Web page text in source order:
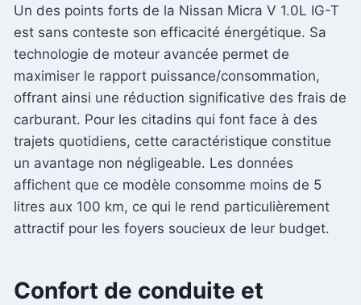
Un des points forts de la Nissan Micra V 1.0L IG-T
est sans conteste son efficacité énergétique. Sa
technologie de moteur avancée permet de
maximiser le rapport puissance/consommation,
offrant ainsi une réduction significative des frais de
carburant. Pour les citadins qui font face à des
trajets quotidiens, cette caractéristique constitue
un avantage non négligeable. Les données
affichent que ce modèle consomme moins de 5
litres aux 100 km, ce qui le rend particulièrement
attractif pour les foyers soucieux de leur budget.
Confort de conduite et